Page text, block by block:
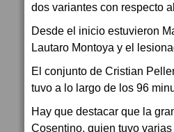
dos variantes con respecto
Desde el inicio estuvieron
Lautaro Montoya y el
El conjunto de Cristian
tuvo a lo largo de los 96
Hay que destacar que la
Cosentino, quien tuvo